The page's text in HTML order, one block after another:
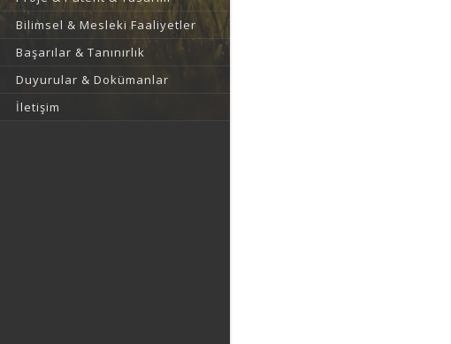
Bilimsel & Mesleki Faaliyetler
Başarılar & Tanınırlık
Duyurular & Dokümanlar
İletişim